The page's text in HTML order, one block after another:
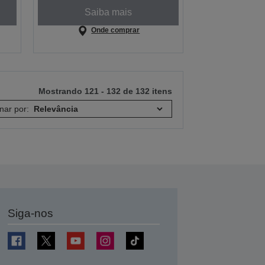
Saiba mais
Onde comprar
Mostrando 121 - 132 de 132 itens
por:
Siga-nos